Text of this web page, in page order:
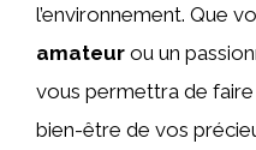
l’environnement. Que
amateur ou un
vous permettra de
bien-être de vos